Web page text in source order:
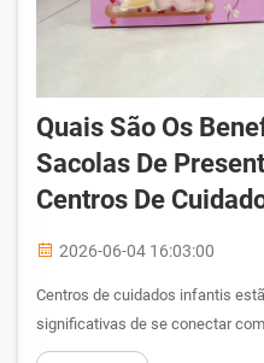
Quais São Os
Sacolas De
Centros De
2026-06-04 16:03:00
Centros de cuidados infantis
significativas de se conectar
relacionamentos duradouros e